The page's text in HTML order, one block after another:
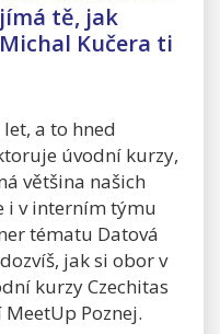
tě, jak
Kučera ti
a to hned
úvodní kurzy,
většina našich
i v interním týmu
tématu Datová
jak si obor v
kurzy Czechitas
Poznej.